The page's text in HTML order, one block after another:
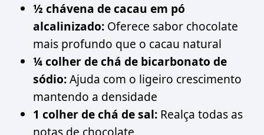
½ chávena de cacau em pó
alcalinizado: Oferece sabor chocolate
mais profundo que o cacau natural
¼ colher de chá de bicarbonato de
sódio:Ajuda com o ligeiro crescimento
mantendo a densidade
1 colher de chá de sal: Realça todas as